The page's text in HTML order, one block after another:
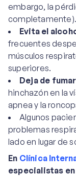
embargo, la
completamente).
Evita el
frecuentes
músculos
superiores.
Deja de
hinchazón en la
apnea y la
Algunos
problemas
lado en lugar de
En Clínica
especialistas